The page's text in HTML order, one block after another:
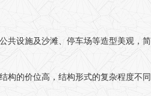
设施及沙滩、停车场等造型美观，简
构的价位高，结构形式的复杂程度不